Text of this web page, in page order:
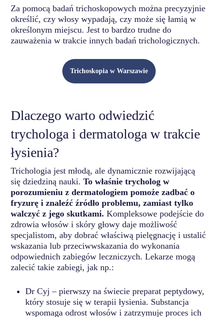
Za pomocą badań trichoskopowych można precyzyjnie
określić, czy włosy wypadają, czy może się łamią w
określonym miejscu. Jest to bardzo trudne do
zauważenia w trakcie innych badań trichologicznych.
Trichoskopia w Warszawie
Dlaczego warto odwiedzić
trychologa i dermatologa w trakcie
łysienia?
Trichologia jest młodą, ale dynamicznie rozwijającą
się dziedziną nauki.To właśnie trycholog w
porozumieniu z dermatologiem pomoże zadbać o
fryzurę i znaleźć źródło problemu, zamiast tylko
walczyć z jego skutkami. Kompleksowe podejście do
zdrowia włosów i skóry głowy daje możliwość
specjalistom, aby dobrać właściwą pielęgnację i ustalić
wskazania lub przeciwwskazania do wykonania
odpowiednich zabiegów leczniczych. Lekarze mogą
zalecić takie zabiegi, jak np.:
Dr Cyj – pierwszy na świecie preparat peptydowy,
który stosuje się w terapii łysienia. Substancja
wspomaga odrost włosów i zatrzymuje proces ich